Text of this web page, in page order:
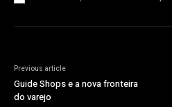
Previous article
Guide Shops e a nova fronteira
do varejo